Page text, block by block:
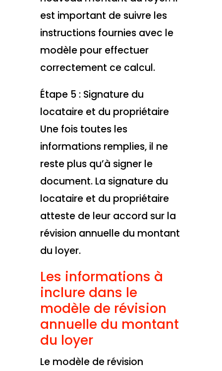
est important de suivre les
instructions fournies avec le
modèle pour effectuer
correctement ce calcul.
Étape 5 : Signature du
locataire et du propriétaire
Une fois toutes les
informations remplies, il ne
reste plus qu’à signer le
document. La signature du
locataire et du propriétaire
atteste de leur accord sur la
révision annuelle du montant
du loyer.
Les informations à
inclure dans le
modèle de révision
annuelle du montant
du loyer
Le modèle de révision